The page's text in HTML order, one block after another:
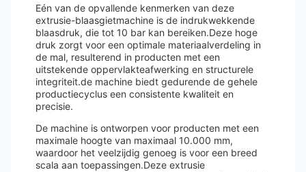
Eén van de opvallende kenmerken van deze
extrusie-blaasgietmachine is de indrukwekkende
blaasdruk, die tot 10 bar kan bereiken.Deze hoge
druk zorgt voor een optimale materiaalverdeling in
de mal, resulterend in producten met een
uitstekende oppervlakteafwerking en structurele
integriteit.de machine biedt gedurende de gehele
productiecyclus een consistente kwaliteit en
precisie.
De machine is ontworpen voor producten met een
maximale hoogte van maximaal 10.000 mm,
waardoor het veelzijdig genoeg is voor een breed
scala aan toepassingen.Deze extrusie